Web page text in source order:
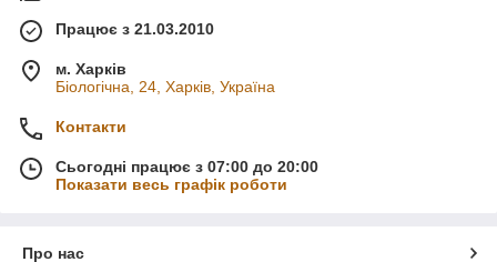
Працює з 21.03.2010
м. Харків
Біологічна, 24, Харків, Україна
Контакти
Сьогодні працює з 07:00 до 20:00
Показати весь графік роботи
Про нас